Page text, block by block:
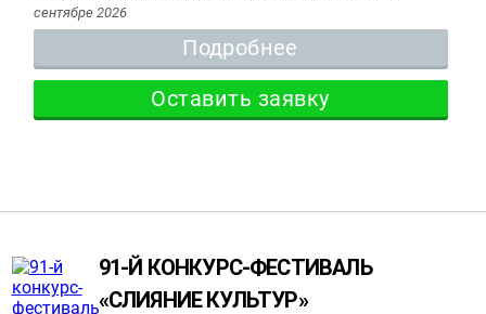
сентябре 2026
Подробнее
Оставить заявку
91-Й КОНКУРС-ФЕСТИВАЛЬ
«СЛИЯНИЕ КУЛЬТУР»